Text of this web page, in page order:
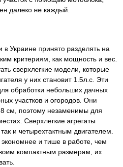
далеко не каждый.
Украине принято разделять на
критериям, как мощность и вес.
сверхлегкие модели, которые
у них становит 1.5л.с. Эти
обработки небольших дачных
участков и огородов. Они
см, поэтому незаменимы для
Сверхлегкие агрегаты
и четырехтактным двигателем.
и тише в работе, чем
компактным размерам, их